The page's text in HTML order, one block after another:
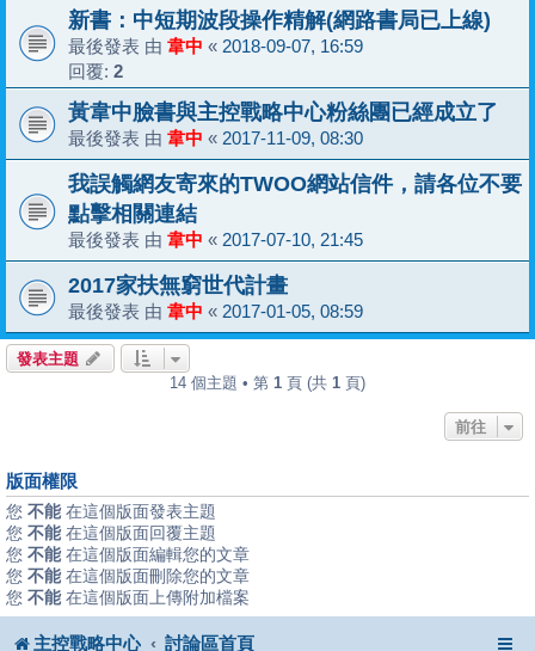
新書：中短期波段操作精解(網路書局已上線)
最後發表 由 韋中 « 2018-09-07, 16:59
回覆: 2
黃韋中臉書與主控戰略中心粉絲團已經成立了
最後發表 由 韋中 « 2017-11-09, 08:30
我誤觸網友寄來的TWOO網站信件，請各位不要
點擊相關連結
最後發表 由 韋中 « 2017-07-10, 21:45
2017家扶無窮世代計畫
最後發表 由 韋中 « 2017-01-05, 08:59
發表主題
14 個主題 • 第 1 頁 (共 1 頁)
前往
版面權限
您 不能在這個版面發表主題
您 不能在這個版面回覆主題
您 不能在這個版面編輯您的文章
您 不能在這個版面刪除您的文章
您 不能在這個版面上傳附加檔案
主控戰略中心 討論區首頁